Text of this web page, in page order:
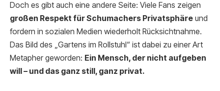
Doch es gibt auch eine andere Seite: Viele Fans zeigen
großen Respekt für Schumachers Privatsphäre und
fordern in sozialen Medien wiederholt Rücksichtnahme.
Das Bild des „Gartens im Rollstuhl“ ist dabei zu einer Art
Metapher geworden: Ein Mensch, der nicht aufgeben
will – und das ganz still, ganz privat.